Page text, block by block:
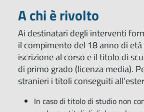
A chi è rivolto
Ai destinatari degli interventi
il compimento del 18 anno di
iscrizione al corso e il titolo di
di primo grado (licenza media).
stranieri i titoli conseguiti
In caso di titolo di studio non